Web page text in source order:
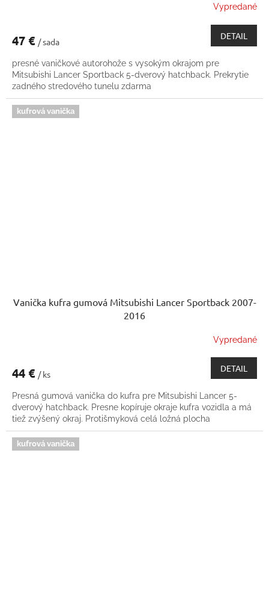
Vypredané
47 € / sada
DETAIL
presné vaničkové autorohože s vysokým okrajom pre
Mitsubishi Lancer Sportback 5-dverový hatchback. Prekrytie
zadného stredového tunelu zdarma
kufrová vanička
Vanička kufra gumová Mitsubishi Lancer Sportback 2007-
2016
Vypredané
44 € / ks
DETAIL
Presná gumová vanička do kufra pre Mitsubishi Lancer 5-
dverový hatchback. Presne kopíruje okraje kufra vozidla a má
tiež zvýšený okraj. Protišmyková celá ložná plocha
kufrová vanička